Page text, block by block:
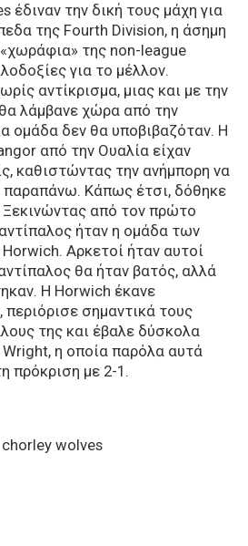
έδιναν την δική τους μάχη για
της Fourth Division, η άσημη
της non-league
για το μέλλον.
αντίκρισμα, μιας και με την
λάμβανε χώρα από την
ομάδα δεν θα υποβιβαζόταν. Η
από την Ουαλία είχαν
καθιστώντας την ανήμπορη να
παραπάνω. Κάπως έτσι, δόθηκε
από τον πρώτο
ήταν η ομάδα των
Αρκετοί ήταν αυτοί
θα ήταν βατός, αλλά
Η Horwich έκανε
περιόρισε σημαντικά τους
της και έβαλε δύσκολα
η οποία παρόλα αυτά
πρόκριση με 2-1.